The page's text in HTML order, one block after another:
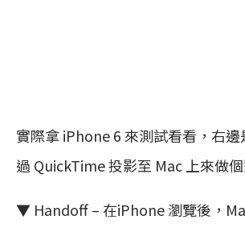
實際拿 iPhone 6 來測試看看，右
過 QuickTime 投影至 Mac 上來做個
▼ Handoff – 在iPhone 瀏覽後，